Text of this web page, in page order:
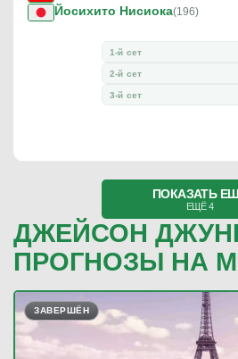
Йосихито Нисиока(196)
1-й сет
2-й сет
3-й сет
ПОКАЗАТЬ
ЕЩЁ 4
ДЖЕЙСОН
ПРОГНОЗЫ НА
ЗАВЕРШЁН